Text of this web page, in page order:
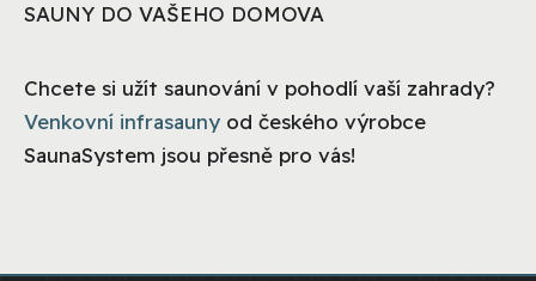
SAUNY DO VAŠEHO DOMOVA
Chcete si užít saunování v pohodlí vaší zahrady?
Venkovní infrasauny od českého výrobce
SaunaSystem jsou přesně pro vás!